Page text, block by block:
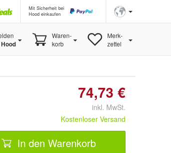
Mit Sicherheit bei
Hood einkaufen
Waren-
korb
Merk-
zettel
74,73 €
inkl. MwSt.
Kostenloser Versand
In den Warenkorb